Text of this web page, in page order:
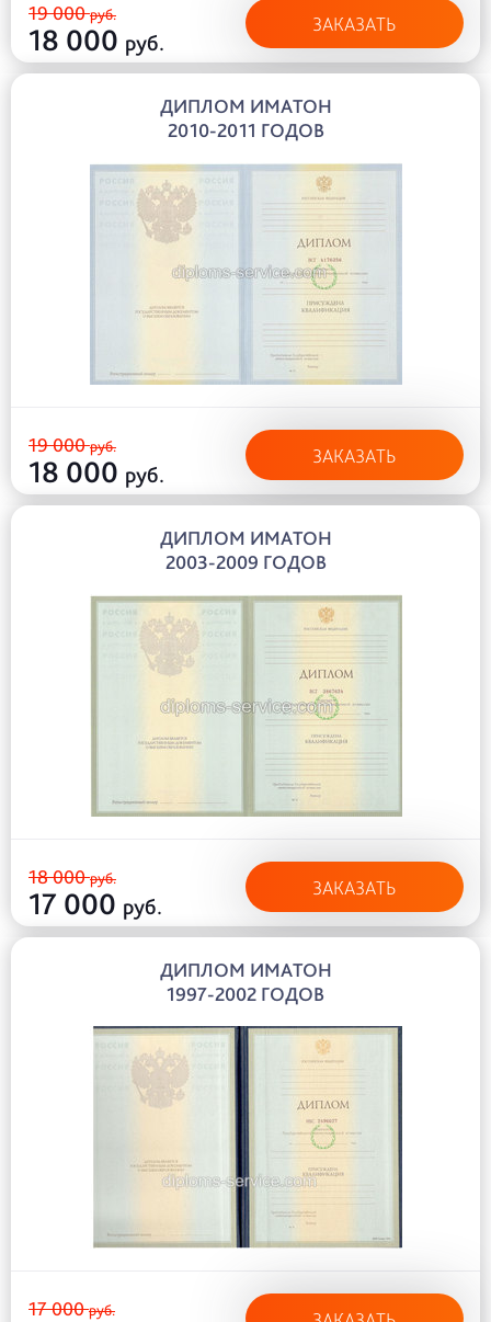
19 000руб.
18 000 руб.
ЗАКАЗАТЬ
ДИПЛОМ ИМАТОН
2010-2011 ГОДОВ
19 000руб.
18 000 руб.
ЗАКАЗАТЬ
ДИПЛОМ ИМАТОН
2003-2009 ГОДОВ
18 000руб.
17 000 руб.
ЗАКАЗАТЬ
ДИПЛОМ ИМАТОН
1997-2002 ГОДОВ
17 000руб.